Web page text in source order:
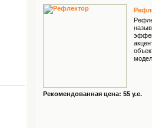
Рекомендованная цена: 55 у.е.